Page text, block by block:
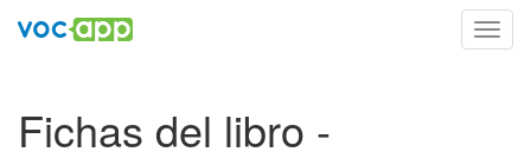
Fichas del libro -